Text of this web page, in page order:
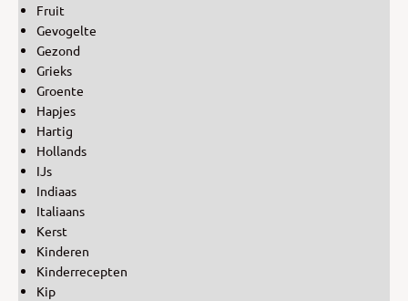
Fruit
Gevogelte
Gezond
Grieks
Groente
Hapjes
Hartig
Hollands
IJs
Indiaas
Italiaans
Kerst
Kinderen
Kinderrecepten
Kip